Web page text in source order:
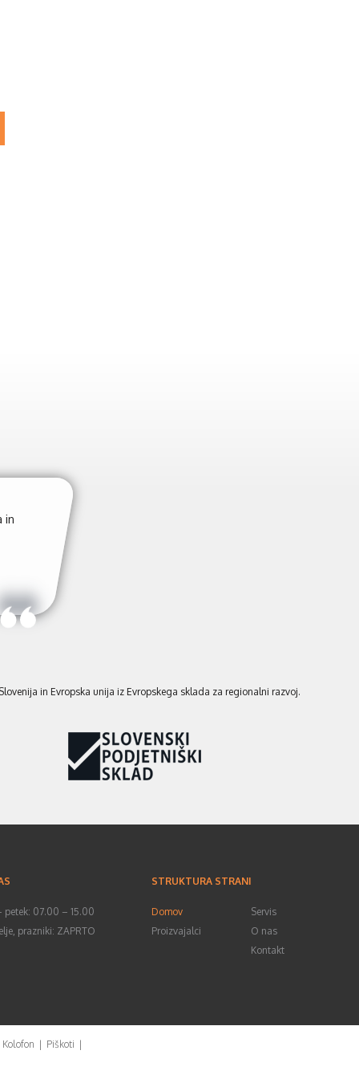
in Evropska unija iz Evropskega sklada za regionalni razvoj.
petek: 07.00 – 15.00
prazniki: ZAPRTO
STRUKTURA STRANI
Domov
Proizvajalci
Servis
O nas
Kontakt
Kolofon | Piškoti |